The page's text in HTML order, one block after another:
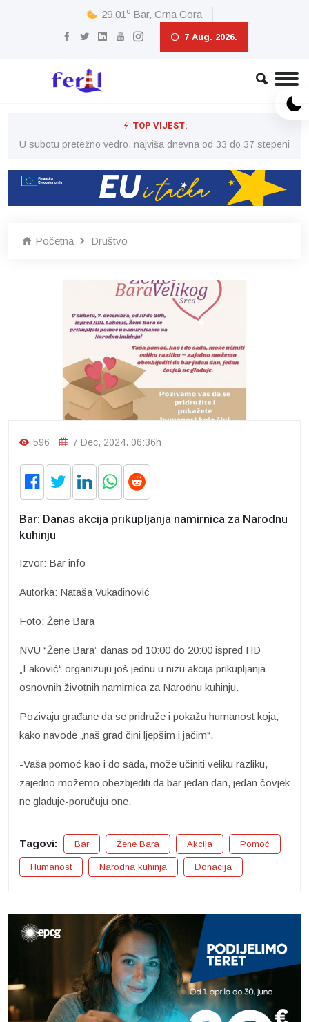
29.01 c Bar, Crna Gora
7 Aug. 2026.
TOP VIJEST:
U subotu pretežno vedro, najviša dnevna od 33 do 37 stepeni
Početna Društvo
596 7 Dec, 2024. 06:36h
Bar: Danas akcija prikupljanja namirnica za Narodnu
kuhinju
Izvor: Bar info
Autorka: Nataša Vukadinović
Foto: Žene Bara
NVU “Žene Bara” danas od 10:00 do 20:00 ispred HD
„Laković“ organizuju još jednu u nizu akcija prikupljanja
osnovnih životnih namirnica za Narodnu kuhinju.
Pozivaju građane da se pridruže i pokažu humanost koja,
kako navode „naš grad čini ljepšim i jačim“.
-Vaša pomoć kao i do sada, može učiniti veliku razliku,
zajedno možemo obezbjediti da bar jedan dan, jedan čovjek
ne gladuje-poručuju one.
Tagovi: Bar Žene Bara Akcija Pomoć
Humanost Narodna kuhinja Donacija